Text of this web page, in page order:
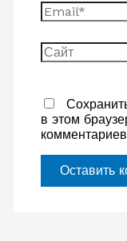
Email*
Сайт
в этом